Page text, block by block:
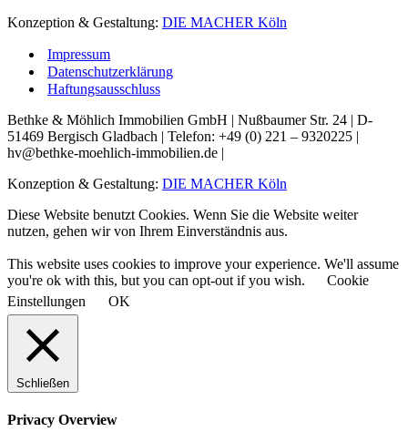
Konzeption & Gestaltung: DIE MACHER Köln
Impressum
Datenschutzerklärung
Haftungsausschluss
Bethke & Möhlich Immobilien GmbH | Nußbaumer Str. 24 | D-
51469 Bergisch Gladbach | Telefon: +49 (0) 221 – 9320225 |
hv@bethke-moehlich-immobilien.de |
Konzeption & Gestaltung: DIE MACHER Köln
Diese Website benutzt Cookies. Wenn Sie die Website weiter
nutzen, gehen wir von Ihrem Einverständnis aus.
This website uses cookies to improve your experience. We'll assume
you're ok with this, but you can opt-out if you wish.
Cookie
Einstellungen
OK
Schließen
Privacy Overview